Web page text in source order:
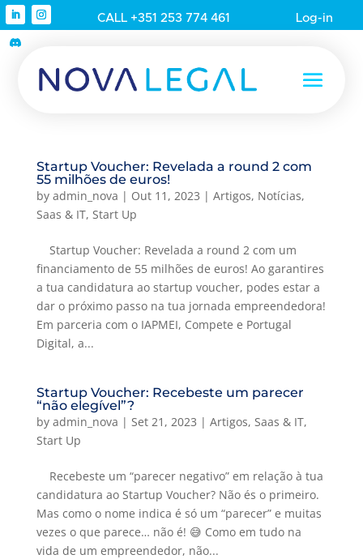
CALL +351 253 774 461 Log-in
Startup Voucher: Revelada a round 2 com
55 milhões de euros!
by admin_nova | Out 11, 2023 | Artigos, Notícias,
Saas & IT, Start Up
Startup Voucher: Revelada a round 2 com um
financiamento de 55 milhões de euros! Ao garantires
a tua candidatura ao startup voucher, podes estar a
dar o próximo passo na tua jornada empreendedora!
Em parceria com o IAPMEI, Compete e Portugal
Digital, a...
Startup Voucher: Recebeste um parecer
“não elegível”?
by admin_nova | Set 21, 2023 | Artigos, Saas & IT,
Start Up
Recebeste um “parecer negativo” em relação à tua
candidatura ao Startup Voucher? Não és o primeiro.
Mas como o nome indica é só um “parecer” e muitas
vezes o que parece… não é! 😅 Como em tudo na
vida de um empreendedor, não...